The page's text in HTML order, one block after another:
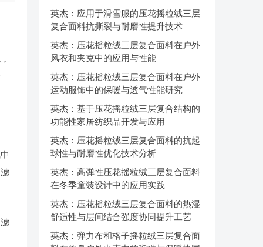
英杰：应用于滑雪服的压花摇粒绒三层
复合面料抗撕裂与耐磨性提升技术
英杰：压花摇粒绒三层复合面料在户外
风衣和夹克中的应用与性能
英杰：压花摇粒绒三层复合面料在户外
运动服饰中的保暖与透气性能研究
英杰：基于压花摇粒绒三层复合结构的
功能性家居纺织品开发与应用
英杰：压花摇粒绒三层复合面料的抗起
球性与耐磨性优化技术分析
英杰：高弹性压花摇粒绒三层复合面料
在冬季童装设计中的应用实践
英杰：压花摇粒绒三层复合面料的热湿
舒适性与层间结合强度协同提升工艺
英杰：弹力布和格子摇粒绒三层复合面